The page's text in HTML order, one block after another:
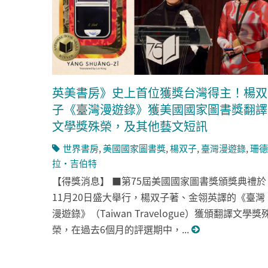
英美書房》史上首位獲獎台灣得主！楊双
子《臺灣漫遊錄》獲美國國家圖書獎翻譯
文學獎殊榮，及其他藝文短訊
世界書房,美國國家圖書獎,楊双子, 臺灣漫遊錄,珊德
拉・吉伯特
【得獎消息】 ■第75屆美國國家圖書獎頒獎典禮於
11月20日盛大舉行，楊双子著、金翎英譯的《臺灣
漫遊錄》（Taiwan Travelogue）獲頒翻譯文學獎
榮，在過去6個月的評選期中，...